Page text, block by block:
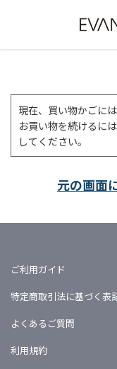
現在、買い物かごに
お買い物を続けるに
してください。
元の画面
ご利用ガイド
特定商取引法に基づく表
よくあるご質問
利用規約